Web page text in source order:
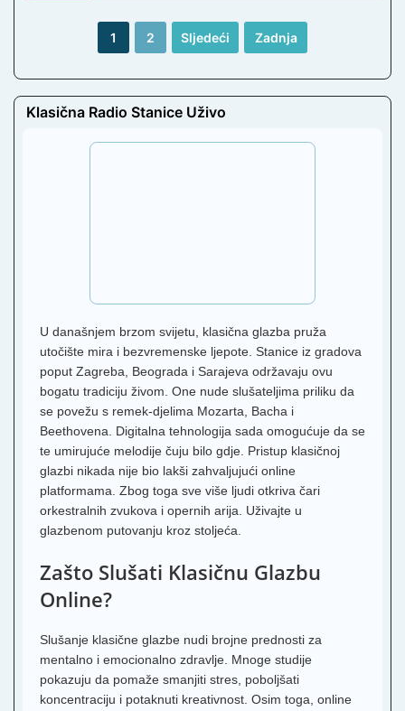
1 2 Sljedeći Zadnja
Klasična Radio Stanice Uživo
U današnjem brzom svijetu, klasična glazba pruža
utočište mira i bezvremenske ljepote. Stanice iz gradova
poput Zagreba, Beograda i Sarajeva održavaju ovu
bogatu tradiciju živom. One nude slušateljima priliku da
se povežu s remek-djelima Mozarta, Bacha i
Beethovena. Digitalna tehnologija sada omogućuje da se
te umirujuće melodije čuju bilo gdje. Pristup klasičnoj
glazbi nikada nije bio lakši zahvaljujući online
platformama. Zbog toga sve više ljudi otkriva čari
orkestralnih zvukova i opernih arija. Uživajte u
glazbenom putovanju kroz stoljeća.
Zašto Slušati Klasičnu Glazbu
Online?
Slušanje klasične glazbe nudi brojne prednosti za
mentalno i emocionalno zdravlje. Mnoge studije
pokazuju da pomaže smanjiti stres, poboljšati
koncentraciju i potaknuti kreativnost. Osim toga, online